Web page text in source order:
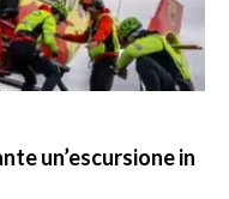
un’escursione in